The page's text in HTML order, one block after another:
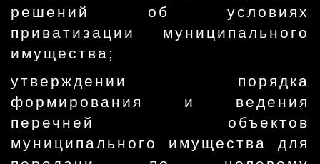
решений об условиях
приватизации муниципального
имущества;
утверждении порядка
формирования и ведения
перечней объектов
муниципального имущества для